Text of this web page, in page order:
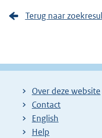
Terug naar
Over deze website
Contact
English
Help